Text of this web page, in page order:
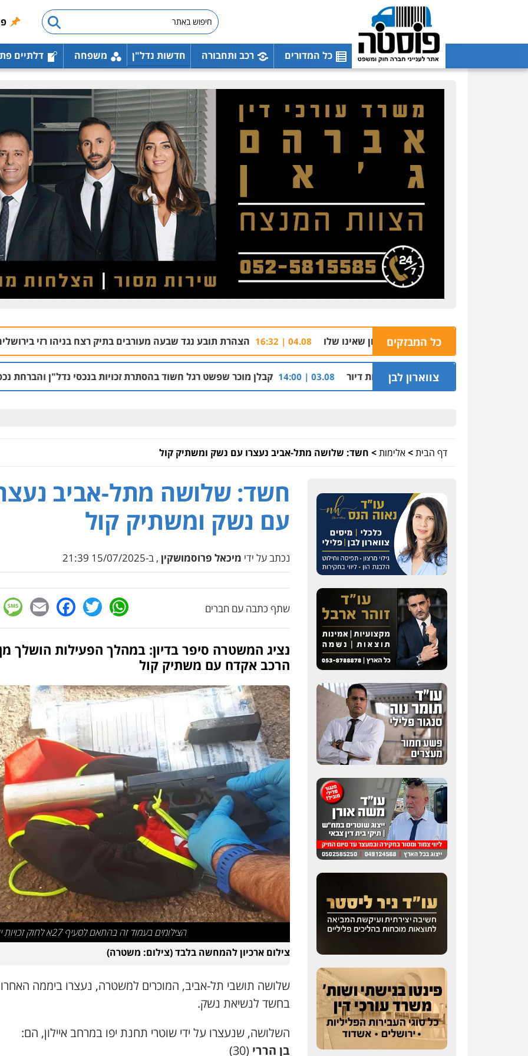
כל המדורים רכב ותחבורה חדשות נדל"ן משפחה דלתיים
כל המבזקים 04.08 | 16:32 הצהרת תובע נגד שבעה מעורבים בתיק רצח בניהו רזי בירושלים 04.08 | 13:37
צווארון לבן
03.08 | 14:00 קבלן מוכר שפשט רגל חשוד בהסתרת זכויות בנכסי נדל"ן והברחת נכסים 02.08 | 21:53
דף הבית>אלימות> חשד: שלושה מתל-אביב נעצרו עם נשק ומשתיק קול
חשד: שלושה מתל-אביב
עם נשק ומשתיק קול
נכתב על ידי מיכאל פרוסמושקין , ב-15/07/2025 21:39
שתף כתבה עם חברים WhatsApp
Twitter
נציג המשטרה סיפר בדיון: במהלך הפעילות הושלך
הרכב אקדח עם משתיק קול
הצילומים בעמוד זה בהתאם לסעיף 27א לחוק זכויות יוצרים
צילום ארכיון להמחשה בלבד (צילום: משטרה)
שלושה תושבי תל-אביב, המוכרים למשטרה, נעצרו ביממה
בחשד לנשיאת נשק.
השלושה, שנעצרו על ידי שוטרי תחנת יפו במרחב איילון, הם:
בן הררי (30)